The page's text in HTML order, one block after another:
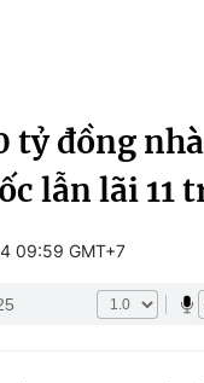
tỷ đồng
lẫn lãi 11
09:59 GMT+7